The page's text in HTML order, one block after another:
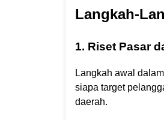
Langkah-
1. Riset Pasar
Langkah awal
siapa target
daerah.